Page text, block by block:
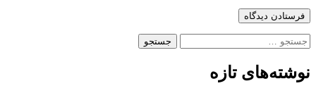
جستجو
نوشته‌های تازه